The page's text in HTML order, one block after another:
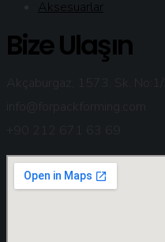
Aksesuarlar
Bize Ulaşın